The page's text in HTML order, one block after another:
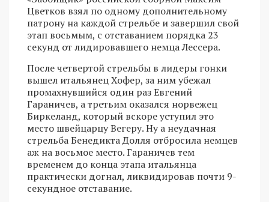
Цветков взял по одному дополнительному
патрону на каждой стрельбе и завершил свой
этап восьмым, с отставанием порядка 23
секунд от лидировавшего немца Лессера.
После четвертой стрельбы в лидеры гонки
вышел итальянец Хофер, за ним убежал
промахнувшийся один раз Евгений
Гараничев, а третьим оказался норвежец
Биркеланд, который вскоре уступил это
место швейцарцу Вегеру. Ну а неудачная
стрельба Бенедикта Долля отбросила немцев
аж на восьмое место. Гараничев тем
временем до конца этапа итальянца
практически догнал, ликвидировав почти 9-
секундное отставание.